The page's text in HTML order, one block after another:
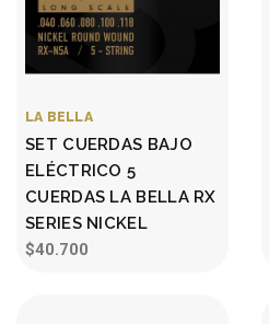
LA BELLA
SET CUERDAS BAJO
ELÉCTRICO 5
CUERDAS LA BELLA RX
SERIES NICKEL
$40.700